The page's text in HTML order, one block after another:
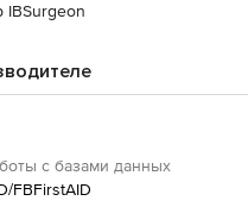
IBSurgeon
с базами данных
FBFirstAID